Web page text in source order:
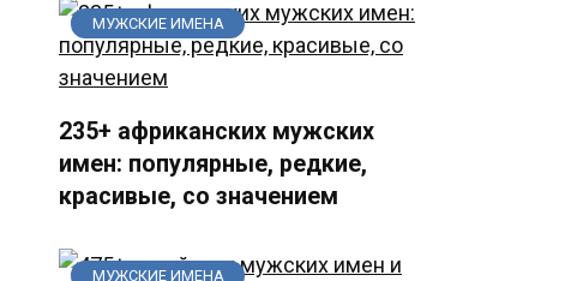
МУЖСКИЕ ИМЕНА
235+ африканских мужских
имен: популярные, редкие,
красивые, со значением
МУЖСКИЕ ИМЕНА